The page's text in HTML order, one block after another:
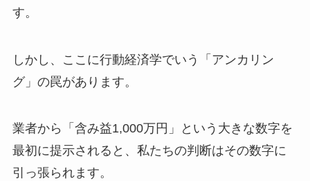
す。
しかし、ここに行動経済学でいう「アンカリン
グ」の罠があります。
業者から「含み益1,000万円」という大きな数字を
最初に提示されると、私たちの判断はその数字に
引っ張られます。